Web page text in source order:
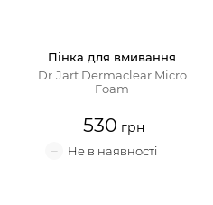
Пінка для вмивання
Dr.Jart Dermaclear Micro
Foam
530